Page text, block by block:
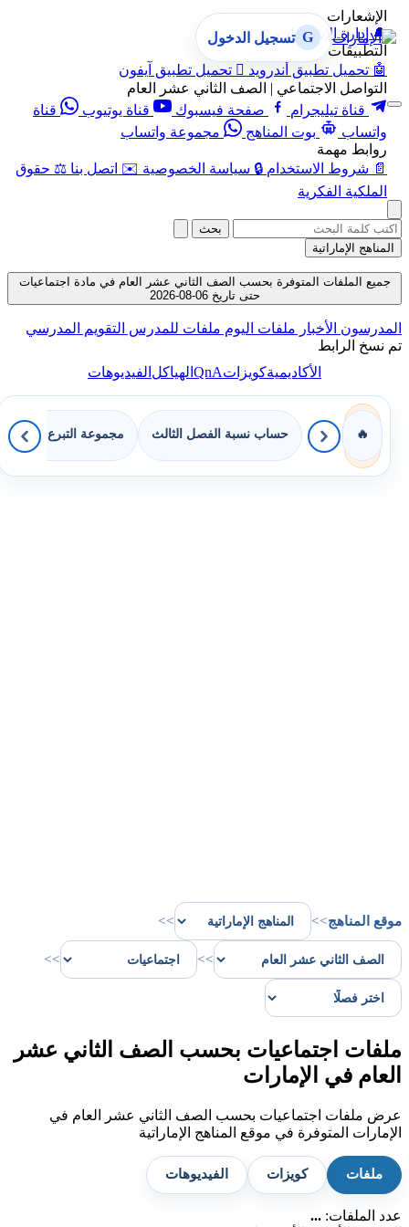
الإشعارات
🔔 إدارة الإشعارات
التطبيقات
🤖 تحميل تطبيق أندرويد  تحميل تطبيق آيفون
التواصل الاجتماعي | الصف الثاني عشر العام
قناة تيليجرام
صفحة فيسبوك قناة يوتيوب
قناة
واتساب
بوت المناهج
مجموعة واتساب
روابط مهمة
📄 شروط الاستخدام 🔒 سياسة الخصوصية ✉️ اتصل بنا ⚖️ حقوق
الملكية الفكرية
G تسجيل الدخول
بحث
المناهج الإماراتية
جميع الملفات المتوفرة بحسب الصف الثاني عشر العام في مادة اجتماعيات
حتى تاريخ 06-08-2026
المدرسون الأخبار ملفات اليوم ملفات للمدرس التقويم المدرسي
تم نسخ الرابط
الأكاديميةكويزاتQnAالهياكلالفيديوهات
🔥 حساب نسبة الفصل الثالث مجموعة التبرع بالكتب
موقع المناهج>>
>>
>>
>>
ملفات اجتماعيات بحسب الصف الثاني عشر
العام في الإمارات
عرض ملفات اجتماعيات بحسب الصف الثاني عشر العام في
الإمارات المتوفرة في موقع المناهج الإماراتية
ملفات كويزات الفيديوهات
عدد الملفات: ...